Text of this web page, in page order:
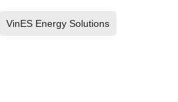
VinES Energy Solutions